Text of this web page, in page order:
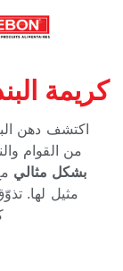
كريمة
اكتشف دهن
من القوام
بشكل مثالي
مثيل لها.